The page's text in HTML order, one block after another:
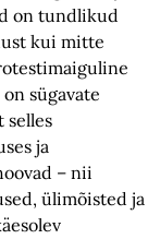
on tundlikud
kui mitte
sügavate
selles
ja
– nii
ülimõisted ja